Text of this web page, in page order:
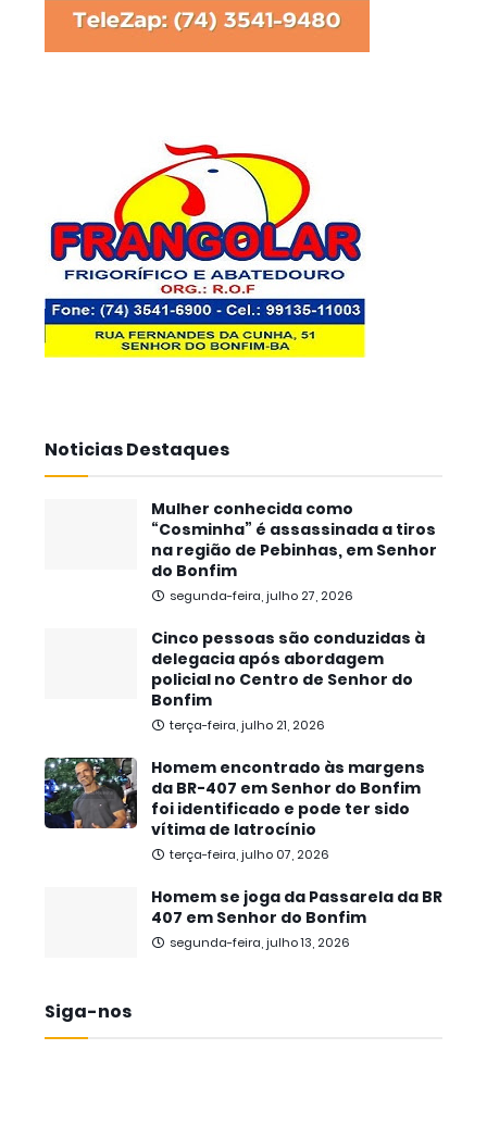
Noticias Destaques
Mulher conhecida como
“Cosminha” é assassinada a tiros
na região de Pebinhas, em Senhor
do Bonfim
segunda-feira, julho 27, 2026
Cinco pessoas são conduzidas à
delegacia após abordagem
policial no Centro de Senhor do
Bonfim
terça-feira, julho 21, 2026
Homem encontrado às margens
da BR-407 em Senhor do Bonfim
foi identificado e pode ter sido
vítima de latrocínio
terça-feira, julho 07, 2026
Homem se joga da Passarela da BR
407 em Senhor do Bonfim
segunda-feira, julho 13, 2026
Siga-nos